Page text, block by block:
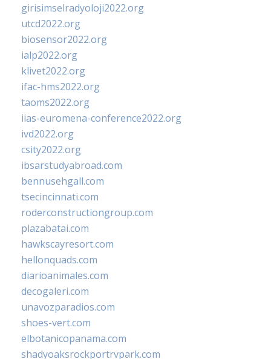
girisimselradyoloji2022.org
utcd2022.org
biosensor2022.org
ialp2022.org
klivet2022.org
ifac-hms2022.org
taoms2022.org
iias-euromena-conference2022.org
ivd2022.org
csity2022.org
ibsarstudyabroad.com
bennusehgall.com
tsecincinnati.com
roderconstructiongroup.com
plazabatai.com
hawkscayresort.com
hellonquads.com
diarioanimales.com
decogaleri.com
unavozparadios.com
shoes-vert.com
elbotanicopanama.com
shadyoaksrockportrvpark.com